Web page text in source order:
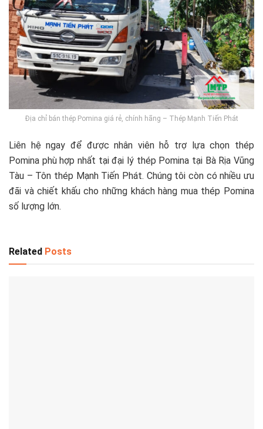
Địa chỉ bán thép Pomina giá rẻ, chính hãng – Thép Mạnh Tiến Phát
Liên hệ ngay để được nhân viên hỗ trợ lựa chọn thép
Pomina phù hợp nhất tại đại lý thép Pomina tại Bà Rịa Vũng
Tàu – Tôn thép Mạnh Tiến Phát. Chúng tôi còn có nhiều ưu
đãi và chiết khấu cho những khách hàng mua thép Pomina
số lượng lớn.
Related Posts